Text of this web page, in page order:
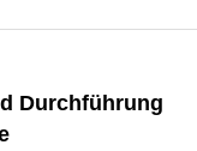
Durchführung